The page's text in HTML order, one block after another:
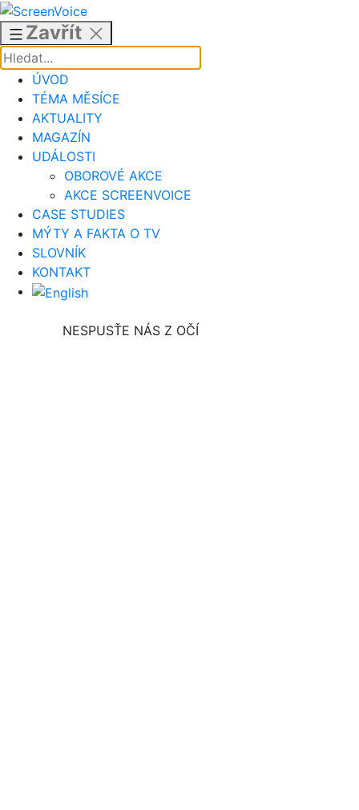
Přejít
obsahu
Zavřít
ÚVOD
TÉMA MĚSÍCE
AKTUALITY
MAGAZÍN
UDÁLOSTI
OBOROVÉ AKCE
AKCE SCREENVOICE
CASE STUDIES
MÝTY A FAKTA O TV
SLOVNÍK
KONTAKT
NESPUSŤE NÁS Z OČÍ